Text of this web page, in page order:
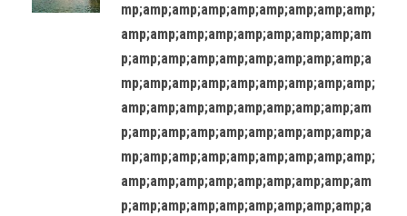
mp;amp;amp;amp;amp;amp;amp;amp;amp;
amp;amp;amp;amp;amp;amp;amp;amp;am
p;amp;amp;amp;amp;amp;amp;amp;amp;a
mp;amp;amp;amp;amp;amp;amp;amp;amp;
amp;amp;amp;amp;amp;amp;amp;amp;am
p;amp;amp;amp;amp;amp;amp;amp;amp;a
mp;amp;amp;amp;amp;amp;amp;amp;amp;
amp;amp;amp;amp;amp;amp;amp;amp;am
p;amp;amp;amp;amp;amp;amp;amp;amp;a